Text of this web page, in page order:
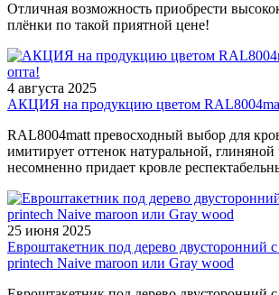
Отличная возможность приобрести
плёнки по такой приятной цене!
4 августа 2025
АКЦИЯ на продукцию цветом
RAL8004matt превосходный выбор для
имитирует оттенок натуральной,
несомненно придает кровле
25 июня 2025
Евроштакетник под дерево двусторонний
printech Naive maroon или Gray wood